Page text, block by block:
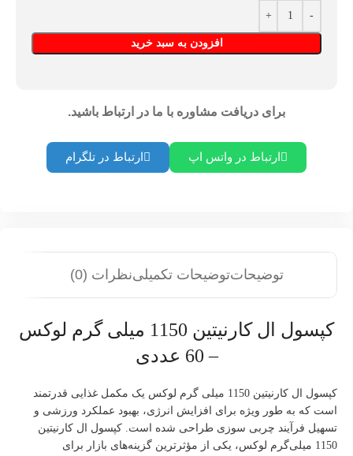
افزودن به سبد خرید
برای دریافت مشاوره با ما در ارتباط باشید.
ارتباط در واتس اپ ارتباط در تلگرام
توضیحاتتوضیحات تکمیلینظرات (0)
کپسول ال کارنیتین 1150 میلی گرم لوکس
– 60 عددی
کپسول ال کارنیتین 1150 میلی گرم لوکس یک مکمل غذایی قدرتمند
است که به طور ویژه برای افزایش انرژی، بهبود عملکرد ورزشی و
تسهیل فرآیند چربی سوزی طراحی شده است. کپسول ال کارنیتین
1150 میلی‌گرم لوکس، یکی از مؤثرترین گزینه‌های بازار برای